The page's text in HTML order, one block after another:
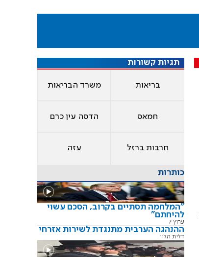
תגיות קשורות
בריאות משרד הבריאות
חמאס הדסה עין כרם
חרבות ברזל עזה
כותרות
"המלחמה תסתיים בקרוב, הסכם עשוי
להיחתם"
ערוץ 7
ההנהגה הערבית מתנגדת לשירות אזרחי
דלית הלוי